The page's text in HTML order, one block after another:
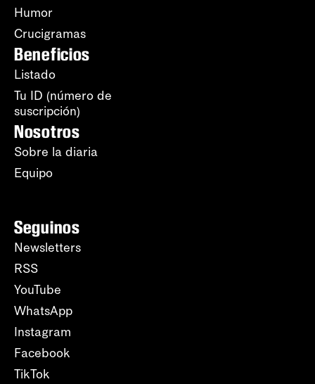
Humor
Crucigramas
Beneficios
Listado
Tu ID (número de
suscripción)
Nosotros
Sobre la diaria
Equipo
Seguinos
Newsletters
RSS
YouTube
WhatsApp
Instagram
Facebook
TikTok